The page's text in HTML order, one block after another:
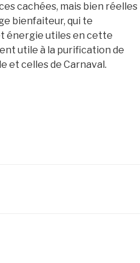
cachées, mais bien réelles
bienfaiteur, qui te
énergie utiles en cette
utile à la purification de
et celles de Carnaval.